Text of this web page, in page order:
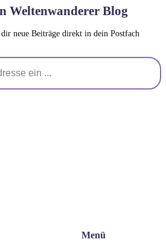
Weltenwanderer Blog
neue Beiträge direkt in dein Postfach
Menü